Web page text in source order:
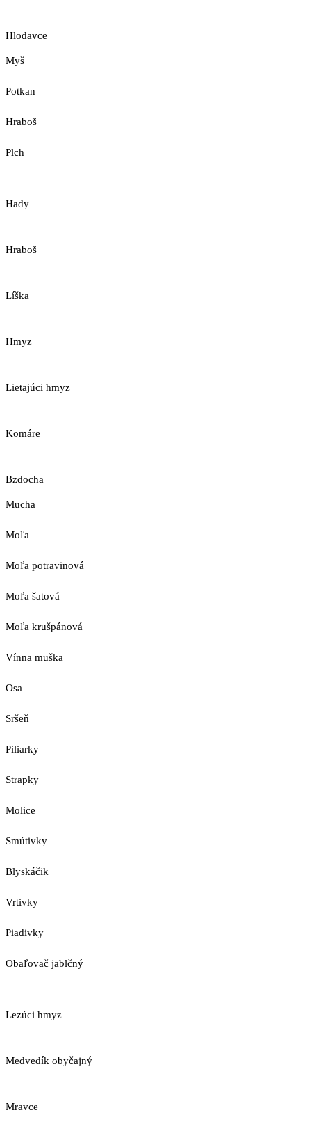
Hlodavce
Myš
Potkan
Hraboš
Plch
Hady
Hraboš
Líška
Hmyz
Lietajúci hmyz
Komáre
Bzdocha
Mucha
Moľa
Moľa potravinová
Moľa šatová
Moľa krušpánová
Vínna muška
Osa
Sršeň
Piliarky
Strapky
Molice
Smútivky
Blyskáčik
Vrtivky
Piadivky
Obaľovač jablčný
Lezúci hmyz
Medvedík obyčajný
Mravce